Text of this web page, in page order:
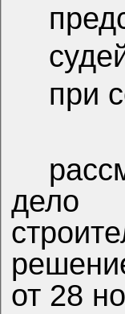
при
дело
от 28